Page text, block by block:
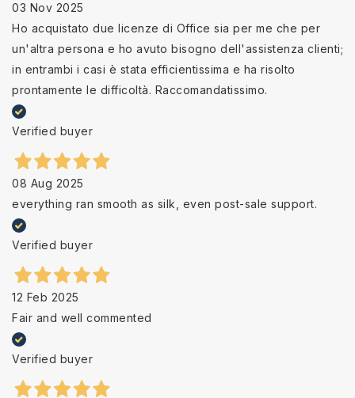
03 Nov 2025
Ho acquistato due licenze di Office sia per me che per
un'altra persona e ho avuto bisogno dell'assistenza clienti;
in entrambi i casi è stata efficientissima e ha risolto
prontamente le difficoltà. Raccomandatissimo.
Verified buyer
08 Aug 2025
everything ran smooth as silk, even post-sale support.
Verified buyer
12 Feb 2025
Fair and well commented
Verified buyer